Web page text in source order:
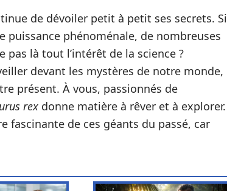
de dévoiler petit à petit ses secrets. Si
puissance phénoménale, de nombreuses
pas là tout l’intérêt de la science ?
devant les mystères de notre monde,
présent. À vous, passionnés de
rex donne matière à rêver et à explorer.
fascinante de ces géants du passé, car